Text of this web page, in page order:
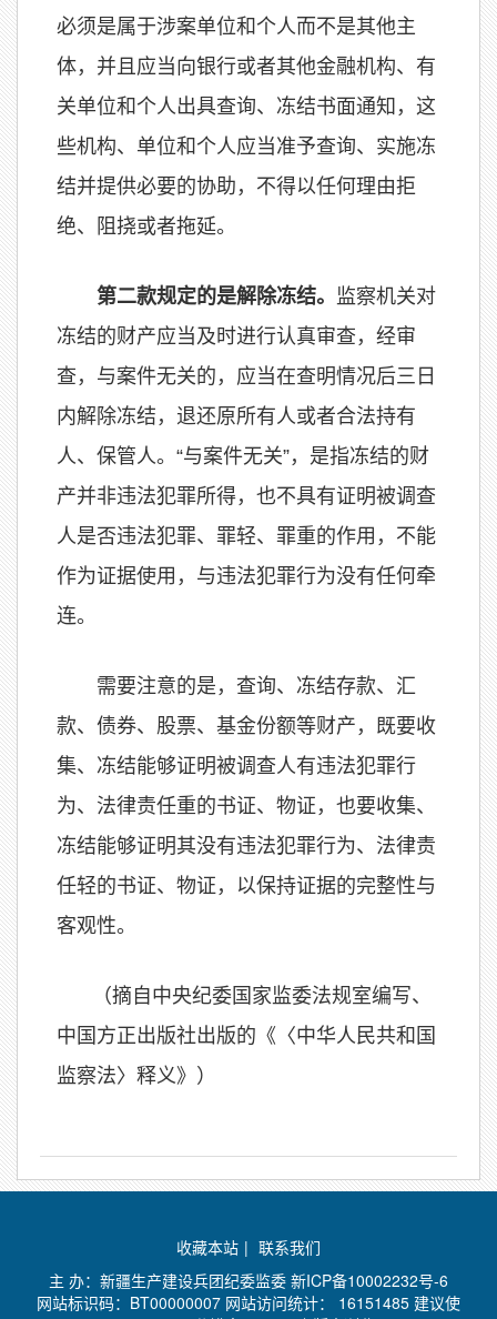
必须是属于涉案单位和个人而不是其他主
体，并且应当向银行或者其他金融机构、有
关单位和个人出具查询、冻结书面通知，这
些机构、单位和个人应当准予查询、实施冻
结并提供必要的协助，不得以任何理由拒
绝、阻挠或者拖延。
第二款规定的是解除冻结。 监察机关对
冻结的财产应当及时进行认真审查，经审
查，与案件无关的，应当在查明情况后三日
内解除冻结，退还原所有人或者合法持有
人、保管人。“与案件无关”，是指冻结的财
产并非违法犯罪所得，也不具有证明被调查
人是否违法犯罪、罪轻、罪重的作用，不能
作为证据使用，与违法犯罪行为没有任何牵
连。
需要注意的是，查询、冻结存款、汇
款、债券、股票、基金份额等财产，既要收
集、冻结能够证明被调查人有违法犯罪行
为、法律责任重的书证、物证，也要收集、
冻结能够证明其没有违法犯罪行为、法律责
任轻的书证、物证，以保持证据的完整性与
客观性。
（摘自中央纪委国家监委法规室编写、
中国方正出版社出版的《〈中华人民共和国
监察法〉释义》）
收藏本站 | 联系我们
主 办：新疆生产建设兵团纪委监委 新ICP备10002232号-6
网站标识码：BT00000007 网站访问统计： 16151485 建议使